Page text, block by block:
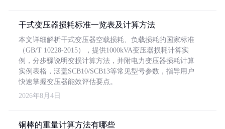
干式变压器损耗标准一览表及计算方法
本文详细解析干式变压器空载损耗、负载损耗的国家标准
（GB/T 10228-2015），提供1000kVA变压器损耗计算实
例，分步骤说明变损计算方法，并附电力变压器损耗计算
实例表格，涵盖SCB10/SCB13等常见型号参数，指导用户
快速掌握变压器能效评估要点。
2026年8月4日
铜棒的重量计算方法有哪些